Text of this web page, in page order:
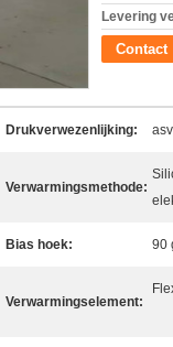
Levering
Contact
Drukverwezenlijking:
Verwarmingsmethode:
Bias hoek: 90
Verwarmingselement: